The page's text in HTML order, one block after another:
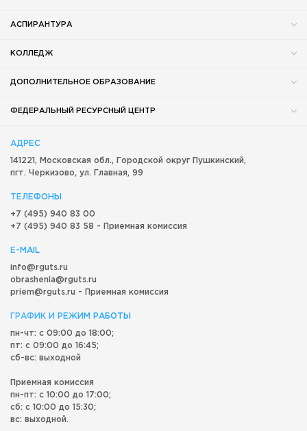
АСПИРАНТУРА
КОЛЛЕДЖ
ДОПОЛНИТЕЛЬНОЕ ОБРАЗОВАНИЕ
ФЕДЕРАЛЬНЫЙ РЕСУРСНЫЙ ЦЕНТР
АДРЕС
141221, Московская обл., Городской округ Пушкинский,
пгт. Черкизово, ул. Главная, 99
ТЕЛЕФОНЫ
+7 (495) 940 83 00
+7 (495) 940 83 58 - Приемная комиссия
E-MAIL
info@rguts.ru
obrashenia@rguts.ru
priem@rguts.ru - Приемная комиссия
ГРАФИК И РЕЖИМ РАБОТЫ
пн-чт: с 09:00 до 18:00;
пт: с 09:00 до 16:45;
сб-вс: выходной
Приемная комиссия
пн-пт: с 10:00 до 17:00;
сб: с 10:00 до 15:30;
вс: выходной.